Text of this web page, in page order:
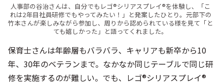
人事部の谷治さんは、自分でもレゴ®シリアスプレイ®を体験し、「こ
れは2年目社員研修でもやってみたい！」と発案したひとり。元部下の
竹本さんが楽しみながら参加し、周りから認められている様を見て「と
ても嬉しかった」と語ってくれました。
保育士さんは年齢層もバラバラ、キャリアも新卒から10
年、30年のベテランまで。なかなか同じテーブルで同じ研
修を実施するのが難しい。でも、レゴ®シリアスプレイ®